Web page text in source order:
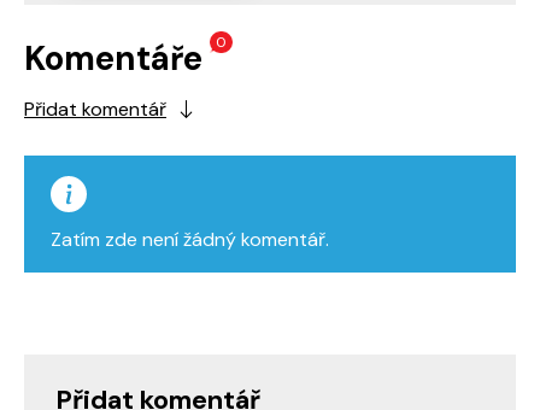
Komentáře 0
Přidat komentář
Zatím zde není žádný komentář.
Přidat komentář